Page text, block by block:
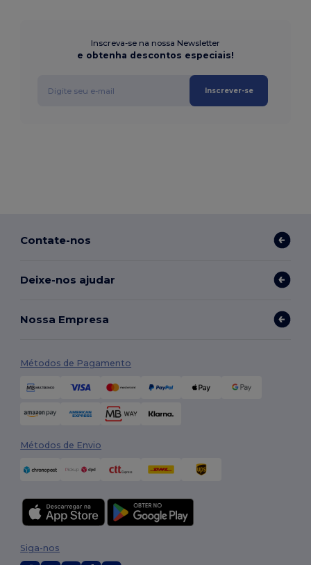
Inscreva-se na nossa Newsletter
e obtenha descontos especiais!
Inscrever-se
Contate-nos
Deixe-nos ajudar
Nossa Empresa
Métodos de Pagamento
Métodos de Envio
Siga-nos